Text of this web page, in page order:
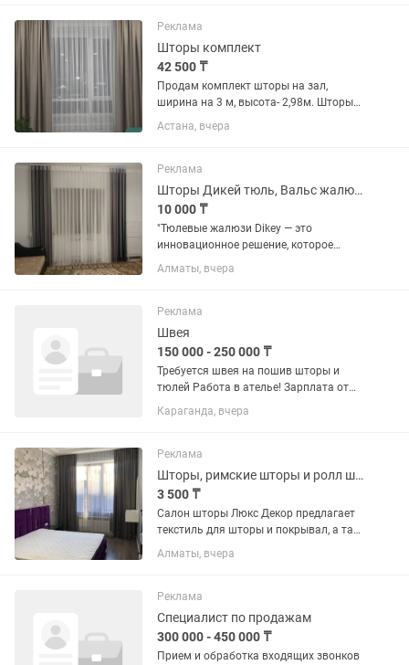
предложить и поможем с выбором,
услуга...
Реклама
Шторы комплект
42 500 ₸
Продам комплект шторы на зал,
ширина на 3 м, высота- 2,98м. Шторы
блэкаут, не пропускают свет, тюль -
сборка "бантик', в отличном состоянии.
Астана, вчера
Реклама
Шторы Дикей тюль, Вальс жалюзи под ключ
10 000 ₸
"Тюлевые жалюзи Dikey — это
инновационное решение, которое
объединяет лёгкость и воздушность
классического тюля с практичностью
выполнено из нежной,
полупрозрачной...
Алматы, вчера
Реклама
Швея
150 000 - 250 000 ₸
Требуется швея на пошив шторы и
тюлей Работа в ателье! Зарплата от
выработки Звоните по номеру:
Караганда, вчера
Реклама
Шторы, римские шторы и ролл шторы
3 500 ₸
Салон шторы Люкс Декор предлагает
текстиль для шторы и покрывал, а так
же пошив шторы на заказ. Мы с
радостью привезем салон к Вам!!!
Алматы, вчера
Реклама
Специалист по продажам
300 000 - 450 000 ₸
Прием и обработка входящих звонков